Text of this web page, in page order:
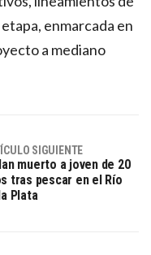
enmarcada en
a mediano
SIGUIENTE
muerto a joven de 20
tras pescar en el Río
Plata